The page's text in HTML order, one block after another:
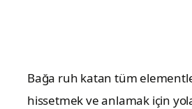
Bağa ruh katan tüm
hissetmek ve anlamak için